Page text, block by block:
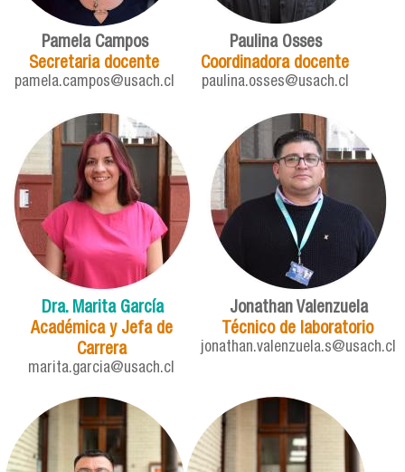
Pamela Campos
Secretaria docente
pamela.campos@usach.cl
Paulina Osses
Coordinadora docente
paulina.osses@usach.cl
Dra. Marita García
Académica y Jefa de
Carrera
marita.garcia@usach.cl
Jonathan Valenzuela
Técnico de laboratorio
jonathan.valenzuela.s@usach.cl